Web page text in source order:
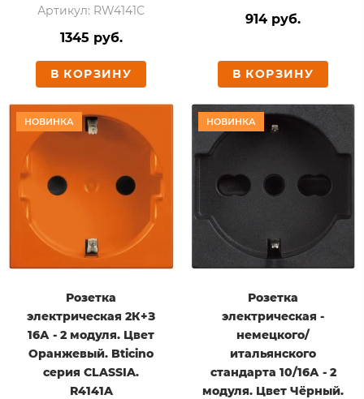
Артикул: RW4141C
1345 руб.
В КОРЗИНУ
914 руб.
В КОРЗИНУ
НОВИНКА
Розетка
электрическая 2К+З
16А - 2 модуля. Цвет
Оранжевый. Bticino
серия CLASSIA.
R4141A
НОВИНКА
Розетка
электрическая -
немецкого/
итальянского
стандарта 10/16А - 2
модуля. Цвет Чёрный.